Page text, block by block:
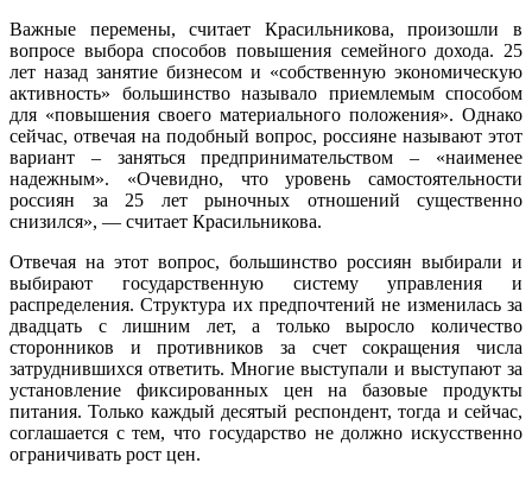
Важные перемены, считает Красильникова, произошли в
вопросе выбора способов повышения семейного дохода. 25
лет назад занятие бизнесом и «собственную экономическую
активность» большинство называло приемлемым способом
для «повышения своего материального положения». Однако
сейчас, отвечая на подобный вопрос, россияне называют этот
вариант – заняться предпринимательством – «наименее
надежным». «Очевидно, что уровень самостоятельности
россиян за 25 лет рыночных отношений существенно
снизился», — считает Красильникова.
Отвечая на этот вопрос, большинство россиян выбирали и
выбирают государственную систему управления и
распределения. Структура их предпочтений не изменилась за
двадцать с лишним лет, а только выросло количество
сторонников и противников за счет сокращения числа
затруднившихся ответить. Многие выступали и выступают за
установление фиксированных цен на базовые продукты
питания. Только каждый десятый респондент, тогда и сейчас,
соглашается с тем, что государство не должно искусственно
ограничивать рост цен.